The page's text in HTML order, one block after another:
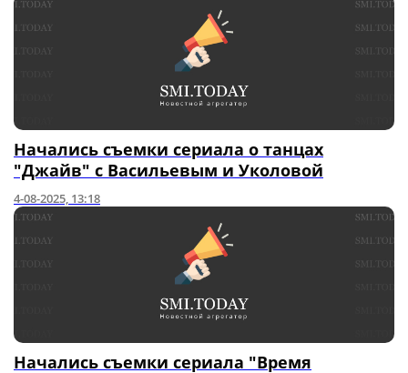
Начались съемки сериала о танцах
"Джайв" с Васильевым и Уколовой
4-08-2025, 13:18
Начались съемки сериала "Время